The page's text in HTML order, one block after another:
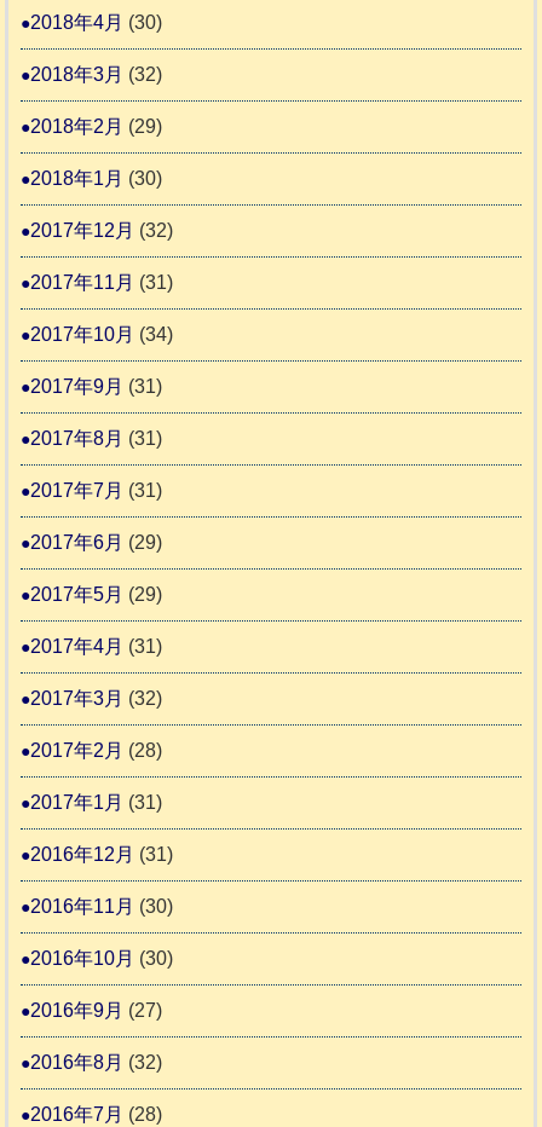
2018年4月 (30)
2018年3月 (32)
2018年2月 (29)
2018年1月 (30)
2017年12月 (32)
2017年11月 (31)
2017年10月 (34)
2017年9月 (31)
2017年8月 (31)
2017年7月 (31)
2017年6月 (29)
2017年5月 (29)
2017年4月 (31)
2017年3月 (32)
2017年2月 (28)
2017年1月 (31)
2016年12月 (31)
2016年11月 (30)
2016年10月 (30)
2016年9月 (27)
2016年8月 (32)
2016年7月 (28)